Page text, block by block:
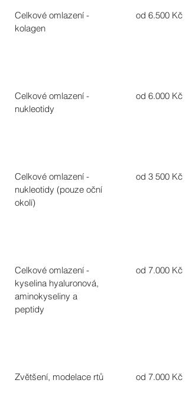
Celkové omlazení -
kolagen
od 6.500 Kč
Celkové omlazení -
nukleotidy
od 6.000 Kč
Celkové omlazení -
nukleotidy (pouze oční
okolí)
od 3 500 Kč
Celkové omlazení -
kyselina hyaluronová,
aminokyseliny a
peptidy
od 7.000 Kč
Zvětšení, modelace rtů od 7.000 Kč